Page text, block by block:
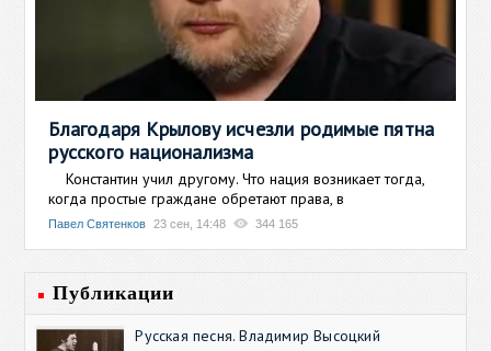
Благодаря Крылову исчезли родимые пятна
русского национализма
Константин учил другому. Что нация возникает тогда,
когда простые граждане обретают права, в
Павел Святенков 23 сен, 14:48 344 165
Публикации
Русская песня. Владимир Высоцкий